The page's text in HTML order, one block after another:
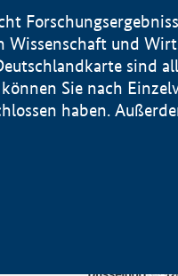
Wissenschaft und
sind
Sie nach
haben.